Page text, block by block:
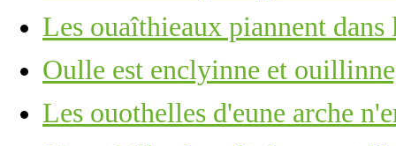
Les ouaîthieaux piannent dans
Oulle est enclyinne et
Les ouothelles d'eune arche